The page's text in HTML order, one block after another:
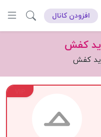
افزودن کانال
کفش
کفش